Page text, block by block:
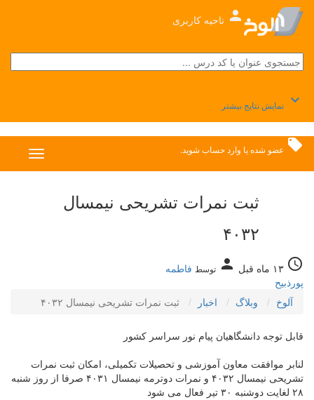
person ناحیه کاربری
keyboard_arrow_down نمایش نتایج بیشتر
local_offer عضو شدهیا وارد حساب شوید.
ثبت نمرات تشریحی نیمسال
۴۰۳۲
access_time ۱۳ ماه قبل person توسط فاطمه
پورذبیح
آلوخ
وبلاگ اخبار ثبت نمرات تشریحی نیمسال ۴۰۳۲
قابل توجه دانشگاهیان پیام نور سراسر کشور
لنابر موافقت معاون آموزشی و تحصیلات تکمیلی، امکان ثبت نمرات
تشریحی نیمسال ۴۰۳۲ و نمرات دوترمه نیمسال ۴۰۳۱ صرفا از روز شنبه
۲۸ لغایت دوشنبه ۳۰ تیر فعال می شود